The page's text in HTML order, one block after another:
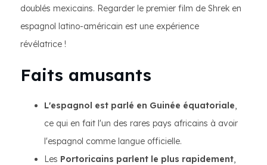
doublés mexicains. Regarder le premier film de Shrek en
espagnol latino-américain est une expérience
révélatrice !
Faits amusants
L'espagnol est parlé en Guinée équatoriale,
ce qui en fait l'un des rares pays africains à avoir
l'espagnol comme langue officielle.
Les Portoricains parlent le plus rapidement,